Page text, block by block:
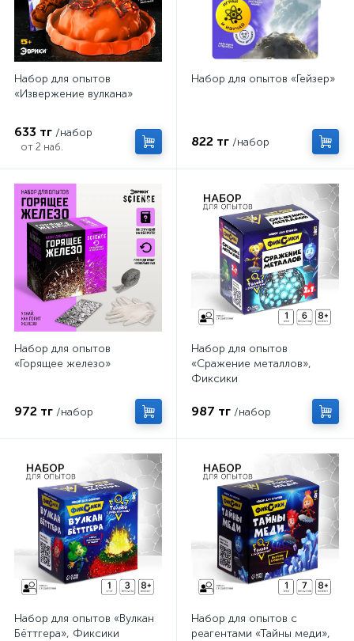
Набор для опытов
«Извержение вулкана»
633 тг /набор
от 2 наб.
Набор для опытов «Гейзер»
822 тг /набор
Набор для опытов
«Горящее железо»
972 тг /набор
Набор для опытов
«Сражение металлов»,
Фиксики
987 тг /набор
Набор для опытов «Вулкан
Бёттгера», Фиксики
Набор для опытов с
реагентами «Тайны меди»,